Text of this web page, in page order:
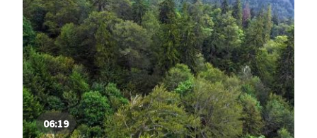
pouze katastrofou, ale i příležitostí vrátit se
k udržitelnému hospodaření v lese, kde je druhová
skladba dřevin pestrá, odpovídající klimatu,
stromy jsou různého stáří a pod nimi na jaře bují
bohaté bylinné patro.
06:19